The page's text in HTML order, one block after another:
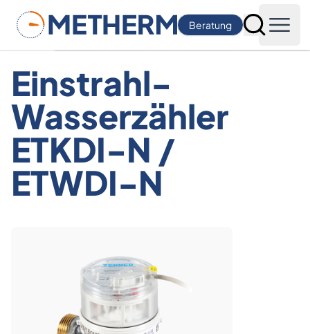
Metherm
Beratung
Suche
Einstrahl-
Wasserzähler
ETKDI-N /
ETWDI-N